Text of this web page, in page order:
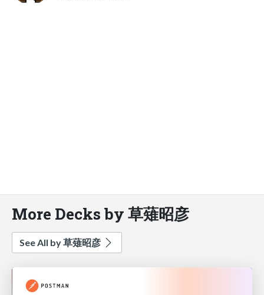
More Decks by 草薙昭彦
See All by 草薙昭彦